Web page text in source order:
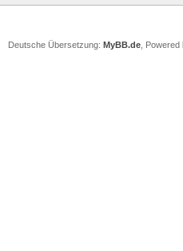
Deutsche Übersetzung: MyBB.de , Powered